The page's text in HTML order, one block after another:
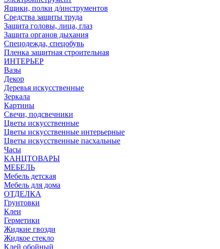
Ящики, полки д/инструментов
Средства защиты труда
Защита головы, лица, глаз
Защита органов дыхания
Спецодежда, спецобувь
Пленка защитная строительная
ИНТЕРЬЕР
Вазы
Декор
Деревья искусственные
Зеркала
Картины
Свечи, подсвечники
Цветы искусственные
Цветы искусственные интерьерные
Цветы искусственные пасхальные
Часы
КАНЦТОВАРЫ
МЕБЕЛЬ
Мебель детская
Мебель для дома
ОТДЕЛКА
Грунтовки
Клеи
Герметики
Жидкие гвозди
Жидкое стекло
Клей обойный